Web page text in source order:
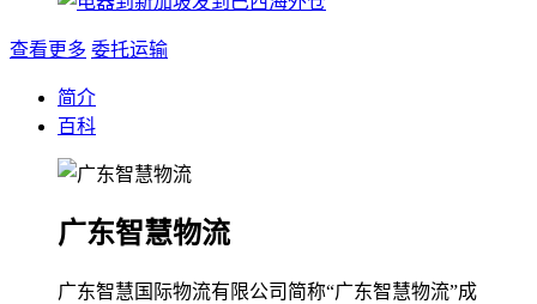
查看更多 委托运输
简介
百科
广东智慧物流
广东智慧国际物流有限公司简称“广东智慧物流”成